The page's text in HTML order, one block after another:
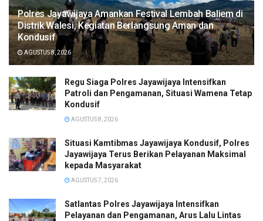
Polres Jayawijaya Amankan Festival Lembah Baliem di
Distrik Walesi, Kegiatan Berlangsung Aman dan
Kondusif
AGUSTUS 8, 2026
Regu Siaga Polres Jayawijaya Intensifkan
Patroli dan Pengamanan, Situasi Wamena Tetap
Kondusif
AGUSTUS 8, 2026
Situasi Kamtibmas Jayawijaya Kondusif, Polres
Jayawijaya Terus Berikan Pelayanan Maksimal
kepada Masyarakat
AGUSTUS 7, 2026
Satlantas Polres Jayawijaya Intensifkan
Pelayanan dan Pengamanan, Arus Lalu Lintas